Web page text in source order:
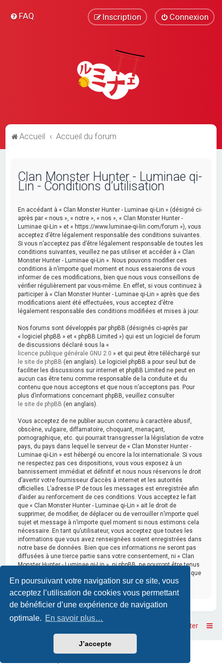
En poursuivant votre navigation sur ce site, vous
acceptez l’utilisation de cookies vous permettant
de bénéficier d’une expérience de navigation
optimale. En savoir plus…
J’accepte
FAQ Connexion
Inscription
Accueil Accueil du forum
Clan Monster Hunter - Luminae qi-
Lin - Conditions d’utilisation
En accédant à « Clan Monster Hunter - Luminae qi-Lin » (désigné ci-
après par « nous », « notre », « nos », « Clan Monster Hunter -
Luminae qi-Lin » et « https://www.luminae-qi-lin.com/forum »), vous
acceptez d’être légalement responsable des conditions suivantes.
Si vous n’acceptez pas d’être légalement responsable de toutes les
conditions suivantes, veuillez ne pas utiliser et accéder à « Clan
Monster Hunter - Luminae qi-Lin ». Nous pouvons modifier ces
conditions à n’importe quel moment et nous essaierons de vous
informer de ces modifications, bien que nous vous conseillons de
vérifier régulièrement par vous-même. En effet, si vous continuez à
participer à « Clan Monster Hunter - Luminae qi-Lin » après que des
modifications aient été effectuées, vous acceptez d’être
légalement responsable des conditions modifiées et mises à jour.
Nos forums sont développés par phpBB (désignés ci-après par
« logiciel phpBB » et « phpBB Limited ») qui est un logiciel de forum
de discussions déclaré sous la «
licence publique générale GNU 2.0 » et qui peut être téléchargé sur
le site de phpBB (en anglais). Le logiciel phpBB a pour seul but de
faciliter les discussions sur internet et phpBB Limited ne peut en
aucun cas être tenu comme responsable de la conduite et du
contenu que nous acceptons et que nous n’acceptons pas. Pour
plus d’informations concernant phpBB, veuillez consulter
le site de phpBB (en anglais).
Vous acceptez de ne publier aucun contenu à caractère abusif,
obscène, vulgaire, diffamatoire, choquant, menaçant,
pornographique, etc. qui pourrait transgresser la législation de votre
pays, du pays dans lequel le serveur de « Clan Monster Hunter -
Luminae qi-Lin » est hébergé ou encore la loi internationale. Si vous
ne respectez pas ces dispositions, vous vous exposez à un
bannissement immédiat et définitif et nous nous réservons le droit
d’avertir votre fournisseur d’accès à internet et les autorités
officielles. L’adresse IP de tous les messages est enregistrée afin
d’aider au renforcement de ces conditions. Vous acceptez le fait
que « Clan Monster Hunter - Luminae qi-Lin » ait le droit de
supprimer, de modifier, de déplacer ou de verrouiller n’importe quel
sujet et message à n’importe quel moment si nous estimons cela
nécessaire. En tant qu’utilisateur, vous acceptez que toutes les
informations que vous avez renseignées soient enregistrées dans
notre base de données. Bien que ces informations ne seront pas
diffusées à une tierce partie sans votre consentement, ni « Clan
Monster Hunter - Luminae qi-Lin », ni phpBB, ne pourront être tenus
comme responsables en cas de tentative de piratage informatique
visant à compromettre vos données.
Nous contacter
phpBB
PlanetStyles